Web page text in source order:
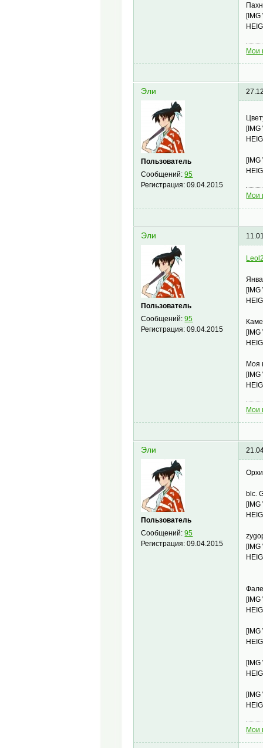
[IMG
Мои
Эли
Пользователь
Сообщений:95
Регистрация:09.04.2015
[IMG
[IMG
Мои
Эли
Пользователь
Сообщений:95
Регистрация:09.04.2015
[IMG
[IMG
Моя
[IMG
Мои
Эли
Пользователь
Сообщений:95
Регистрация:09.04.2015
blc.
[IMG
[IMG
[IMG
[IMG
[IMG
[IMG
Мои